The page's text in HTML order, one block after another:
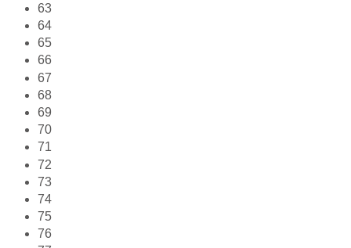
63
64
65
66
67
68
69
70
71
72
73
74
75
76